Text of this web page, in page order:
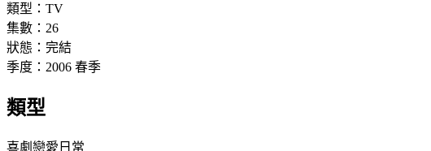
類型： TV
集數： 26
狀態： 完結
季度： 2006 春季
類型
喜劇 戀愛 日常